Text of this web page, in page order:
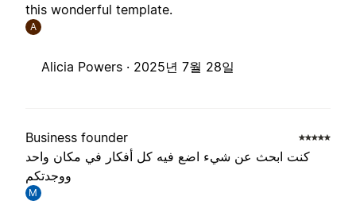
this wonderful template.
A
Alicia Powers · 2025년 7월 28일
Business founder
كنت ابحث عن شيء اضع فيه كل أفكار في مكان واحد
ووجدتكم
M